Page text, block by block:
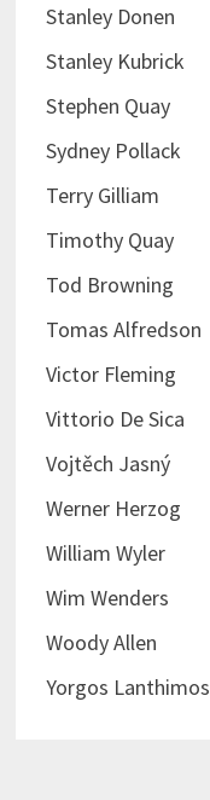
Stanley Donen
Stanley Kubrick
Stephen Quay
Sydney Pollack
Terry Gilliam
Timothy Quay
Tod Browning
Tomas Alfredson
Victor Fleming
Vittorio De Sica
Vojtěch Jasný
Werner Herzog
William Wyler
Wim Wenders
Woody Allen
Yorgos Lanthimos